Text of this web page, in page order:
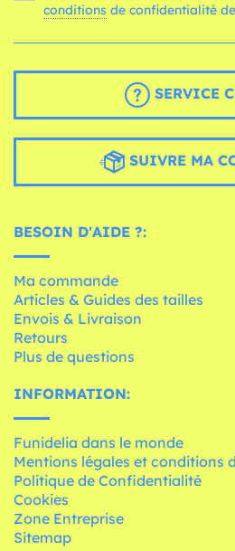
conditions de confidentialité
SERVICE
SUIVRE MA
BESOIN D'AIDE ?:
Ma commande
Articles & Guides des tailles
Envois & Livraison
Retours
Plus de questions
INFORMATION:
Funidelia dans le monde
Mentions légales et conditions
Politique de Confidentialité
Cookies
Zone Entreprise
Sitemap